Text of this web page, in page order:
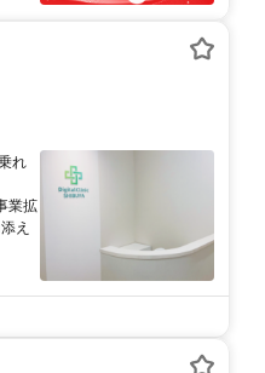
れ
業拡
え